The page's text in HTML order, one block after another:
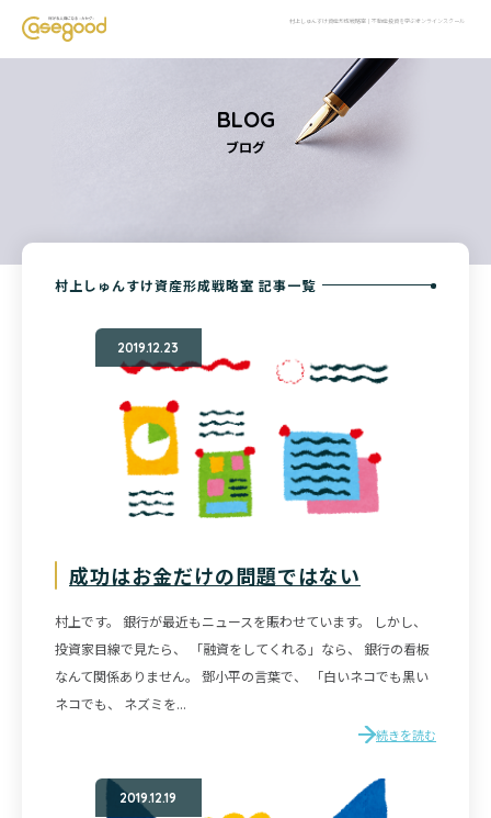
村上しゅんすけ資産形成戦略室｜不動産投資を学ぶオンラインスクール
BLOG
ブログ
村上しゅんすけ資産形成戦略室 記事一覧
2019.12.23
成功はお金だけの問題ではない
村上です。 銀行が最近もニュースを賑わせています。 しかし、
投資家目線で見たら、 「融資をしてくれる」なら、 銀行の看板
なんて関係ありません。 鄧小平の言葉で、 「白いネコでも黒い
ネコでも、 ネズミを...
続きを読む
2019.12.19